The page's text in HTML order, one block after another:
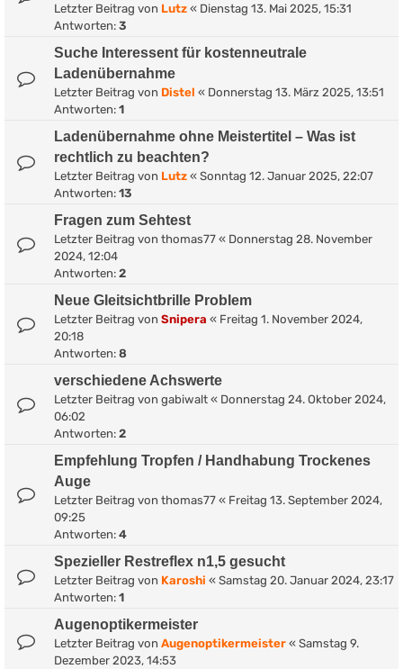
Letzter Beitrag von Lutz « Dienstag 13. Mai 2025, 15:31
Antworten: 3
Suche Interessent für kostenneutrale
Ladenübernahme
Letzter Beitrag von Distel « Donnerstag 13. März 2025, 13:51
Antworten: 1
Ladenübernahme ohne Meistertitel – Was ist
rechtlich zu beachten?
Letzter Beitrag von Lutz « Sonntag 12. Januar 2025, 22:07
Antworten: 13
Fragen zum Sehtest
Letzter Beitrag von thomas77 « Donnerstag 28. November
2024, 12:04
Antworten: 2
Neue Gleitsichtbrille Problem
Letzter Beitrag von Snipera « Freitag 1. November 2024,
20:18
Antworten: 8
verschiedene Achswerte
Letzter Beitrag von gabiwalt « Donnerstag 24. Oktober 2024,
06:02
Antworten: 2
Empfehlung Tropfen / Handhabung Trockenes
Auge
Letzter Beitrag von thomas77 « Freitag 13. September 2024,
09:25
Antworten: 4
Spezieller Restreflex n1,5 gesucht
Letzter Beitrag von Karoshi « Samstag 20. Januar 2024, 23:17
Antworten: 1
Augenoptikermeister
Letzter Beitrag von Augenoptikermeister « Samstag 9.
Dezember 2023, 14:53